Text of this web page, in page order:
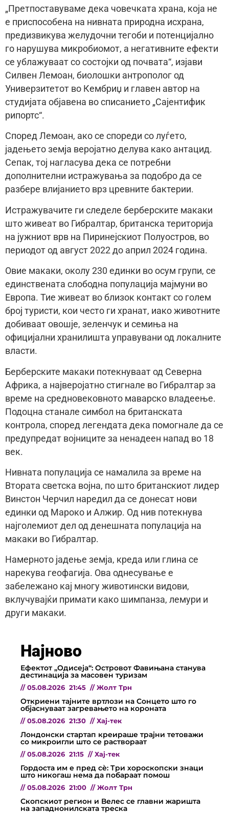
„Претпоставуваме дека човечката храна, која не
е приспособена на нивната природна исхрана,
предизвикува желудочни тегоби и потенцијално
го нарушува микробиомот, а негативните ефекти
се ублажуваат со состојки од почвата“, изјави
Силвен Лемоан, биолошки антрополог од
Универзитетот во Кембриџ и главен автор на
студијата објавена во списанието „Сајентифик
рипортс“.
Според Лемоан, ако се спореди со луѓето,
јадењето земја веројатно делува како антацид.
Сепак, тој нагласува дека се потребни
дополнителни истражувања за подобро да се
разбере влијанието врз цревните бактерии.
Истражувачите ги следеле берберските макаки
што живеат во Гибралтар, британска територија
на јужниот врв на Пиринејскиот Полуостров, во
периодот од август 2022 до април 2024 година.
Овие макаки, околу 230 единки во осум групи, се
единствената слободна популација мајмуни во
Европа. Тие живеат во близок контакт со голем
број туристи, кои често ги хранат, иако животните
добиваат овошје, зеленчук и семиња на
официјални хранилишта управувани од локалните
власти.
Берберските макаки потекнуваат од Северна
Африка, а најверојатно стигнале во Гибралтар за
време на средновековното маварско владеење.
Подоцна станале симбол на британската
контрола, според легендата дека помогнале да се
предупредат војниците за ненадеен напад во 18
век.
Нивната популација се намалила за време на
Втората светска војна, по што британскиот лидер
Винстон Черчил наредил да се донесат нови
единки од Мароко и Алжир. Од нив потекнува
најголемиот дел од денешната популација на
макаки во Гибралтар.
Намерното јадење земја, креда или глина се
нарекува геофагија. Ова однесување е
забележано кај многу животински видови,
вклучувајќи примати како шимпанза, лемури и
други макаки.
Најново
Ефектот „Одисеја“: Островот Фавињана станува
дестинација за масовен туризам
// 05.08.2026 21:45 // Жолт Трн
Откриени тајните вртлози на Сонцето што го
објаснуваат загревањето на короната
// 05.08.2026 21:30 // Хај-тек
Лондонски стартап креираше трајни тетоважи
со микроигли што се раствораат
// 05.08.2026 21:15 // Хај-тек
Гордоста им е пред сѐ: Три хороскопски знаци
што никогаш нема да побараат помош
// 05.08.2026 21:00 // Жолт Трн
Скопскиот регион и Велес се главни жаришта
на западнонилската треска